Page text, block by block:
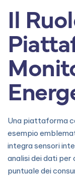
Il
Una piattaforma
esempio
integra sensori
analisi dei dati
puntuale dei